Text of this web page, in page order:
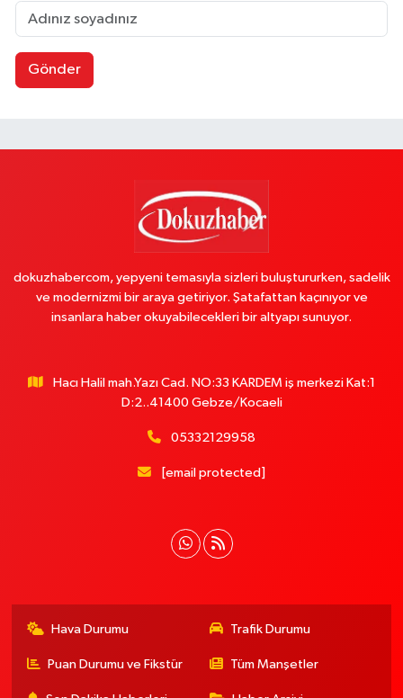
Gönder
dokuzhabercom, yepyeni temasıyla sizleri buluştururken, sadelik
ve modernizmi bir araya getiriyor. Şatafattan kaçınıyor ve
insanlara haber okuyabilecekleri bir altyapı sunuyor.
Hacı Halil mah.Yazı Cad. NO:33 KARDEM iş merkezi Kat:1
D:2..41400 Gebze/Kocaeli
05332129958
[email protected]
Hava Durumu Trafik Durumu
Puan Durumu ve Fikstür Tüm Manşetler